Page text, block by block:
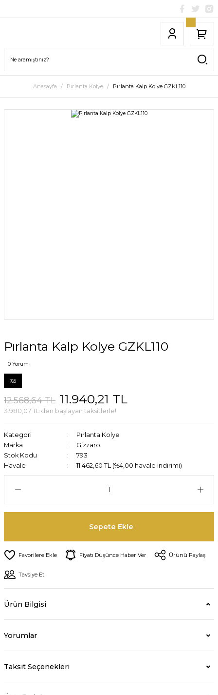
Anasayfa Pırlanta Kolye Pırlanta Kalp Kolye GZKL110
Pırlanta Kalp Kolye GZKL110
0 Yorum
%5
12.568,64 TL 11.940,21 TL
3.980,07 TL den başlayan taksitlerle!
Kategori
Pırlanta Kolye
Marka
Gizzaro
Stok Kodu
793
Havale
11.462,60 TL (%4,00 havale indirimi)
Sepete Ekle
Fiyatı Düşünce Haber Ver Ürünü Paylaş
Tavsiye Et
Ürün Bilgisi
Yorumlar
Taksit Seçenekleri